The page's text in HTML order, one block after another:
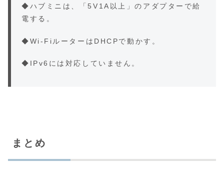
◆ハブミニは、「5V1A以上」のアダプターで給
電する。
◆Wi-FiルーターはDHCPで動かす。
◆IPv6には対応していません。
まとめ